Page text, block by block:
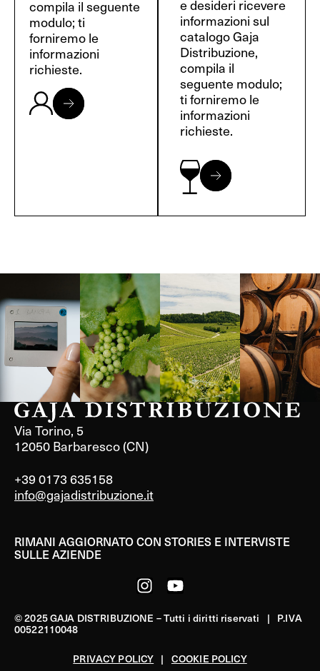
compila il seguente
modulo; ti
forniremo le
informazioni
richieste.
e desideri ricevere
informazioni sul
catalogo Gaja
Distribuzione,
compila il
seguente modulo;
ti forniremo le
informazioni
richieste.
Langa, 1977 Borgogna,
Francia
Borgogna,
Francia
Instagram
Via Torino, 5
12050 Barbaresco (CN)
+39 0173 635158
info@gajadistribuzione.it
RIMANI AGGIORNATO CON STORIES E INTERVISTE
SULLE AZIENDE
© 2025 GAJA DISTRIBUZIONE – Tutti i diritti riservati | P.IVA
00522110048
PRIVACY POLICY | COOKIE POLICY